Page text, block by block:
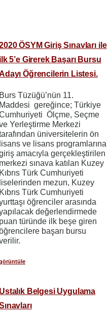
ÖSYM Giriş Sınavları ile
ilk 5’e Girerek Başarı Bursu
Öğrencilerin Listesi.
Burs Tüzüğü’nün 11.
Maddesi gereğince; Türkiye
Ölçme, Seçme
Yerleştirme Merkezi
üniversitelerin ön
lisans ve lisans programlarına
amacıyla gerçekleştirilen
merkezi sınava katılan Kuzey
Kıbrıs Türk Cumhuriyeti
liselerinden mezun, Kuzey
Kıbrıs Türk Cumhuriyeti
öğrenciler arasında
değerlendirmede
puan türünde ilk beşe giren
başarı bursu
Ustalık Belgesi Uygulama